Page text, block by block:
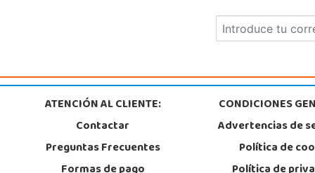
C/ Torres de Quevedo, Centro Comercial Parla Natura, local B-4, (A-42
Juguetilandia San Juan
Carretera Alicante-Valencia, Km. 88.8 - 14.1 Pol. H
ATENCIÓN AL CLIENTE:
Contactar
Preguntas Frecuentes
CONDICIONES
Advertencias de
Política de